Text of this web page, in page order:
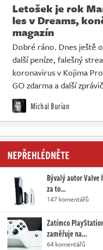
Letošek je rok
les v Dreams,
magazín
Dobré ráno. Dnes ještě
další peníze, falešný
koronavirus v Kojima
GO zdarma a další
Michal Burian
NEPŘEHLÉDNĚTE
Bývalý autor Valve
za to…
147 komentářů
Zatímco
zaměřuje na…
64 komentářů